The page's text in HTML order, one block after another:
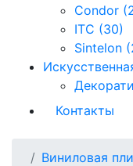
Condor
ITC (30)
Sintelon
Контакты
Виниловая